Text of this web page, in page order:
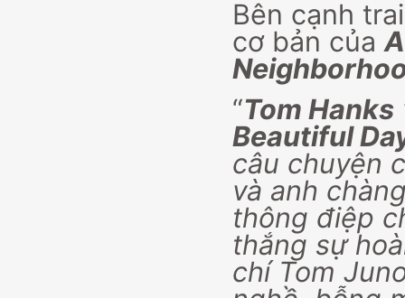
Bên cạnh
cơ bản của
“Tom Hanks
Beautiful
câu chuyện
và anh
thông điệp
thắng sự
chí Tom